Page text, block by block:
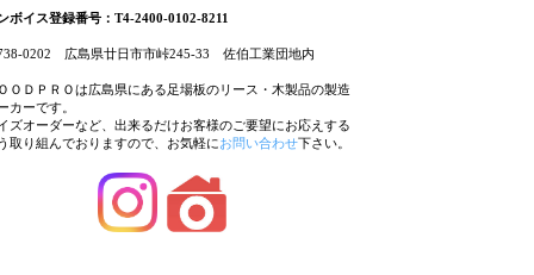
ボイス登録番号：T4-2400-0102-8211
0202 広島県廿日市市峠245-33 佐伯工業団地内
ＯＤＰＲＯは広島県にある足場板のリース・木製品の製造
カーです。
ズオーダーなど、出来るだけお客様のご要望にお応えする
取り組んでおりますので、お気軽にお問い合わせ下さい。